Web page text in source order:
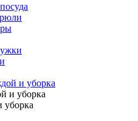
и уборка
и уборка
уборка